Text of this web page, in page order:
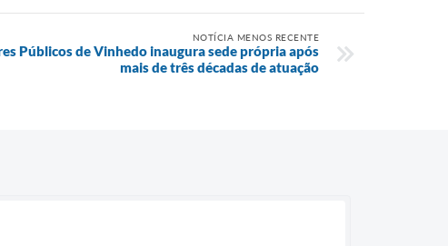
NOTÍCIA MENOS RECENTE
Públicos de Vinhedo inaugura sede própria após
mais de três décadas de atuação